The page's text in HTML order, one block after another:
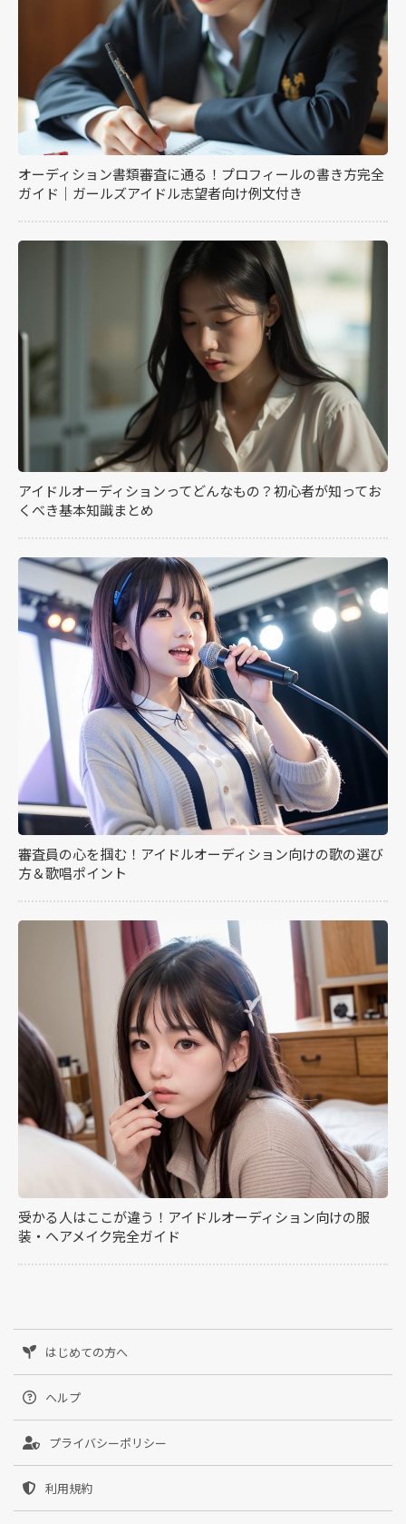
オーディション書類審査に通る！プロフィールの書き方完全
ガイド｜ガールズアイドル志望者向け例文付き
アイドルオーディションってどんなもの？初心者が知ってお
くべき基本知識まとめ
審査員の心を掴む！アイドルオーディション向けの歌の選び
方＆歌唱ポイント
受かる人はここが違う！アイドルオーディション向けの服
装・ヘアメイク完全ガイド
はじめての方へ
ヘルプ
プライバシーポリシー
利用規約